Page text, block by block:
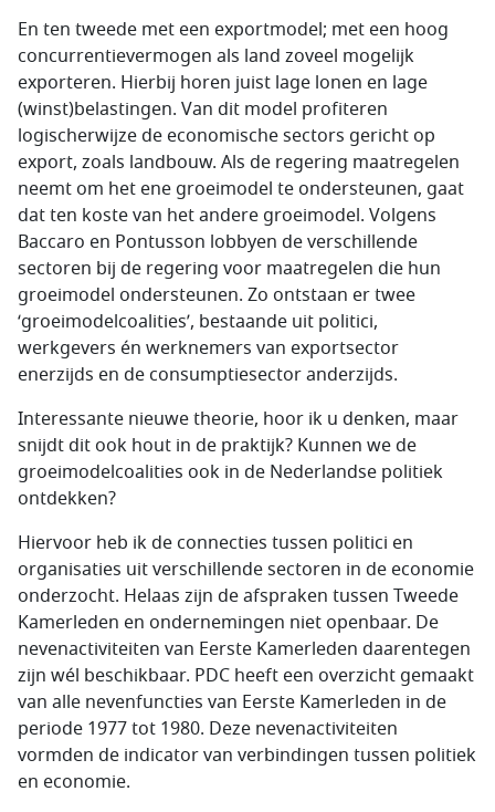
En ten tweede met een exportmodel; met een hoog
concurrentievermogen als land zoveel mogelijk
exporteren. Hierbij horen juist lage lonen en lage
(winst)belastingen. Van dit model profiteren
logischerwijze de economische sectors gericht op
export, zoals landbouw. Als de regering maatregelen
neemt om het ene groeimodel te ondersteunen, gaat
dat ten koste van het andere groeimodel. Volgens
Baccaro en Pontusson lobbyen de verschillende
sectoren bij de regering voor maatregelen die hun
groeimodel ondersteunen. Zo ontstaan er twee
‘groeimodelcoalities’, bestaande uit politici,
werkgevers én werknemers van exportsector
enerzijds en de consumptiesector anderzijds.
Interessante nieuwe theorie, hoor ik u denken, maar
snijdt dit ook hout in de praktijk? Kunnen we de
groeimodelcoalities ook in de Nederlandse politiek
ontdekken?
Hiervoor heb ik de connecties tussen politici en
organisaties uit verschillende sectoren in de economie
onderzocht. Helaas zijn de afspraken tussen Tweede
Kamerleden en ondernemingen niet openbaar. De
nevenactiviteiten van Eerste Kamerleden daarentegen
zijn wél beschikbaar. PDC heeft een overzicht gemaakt
van alle nevenfuncties van Eerste Kamerleden in de
periode 1977 tot 1980. Deze nevenactiviteiten
vormden de indicator van verbindingen tussen politiek
en economie.